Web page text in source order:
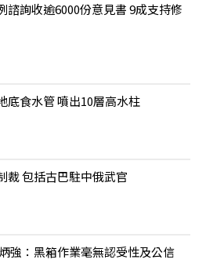
諮詢收逾6000份意見書 9成支持修
底食水管 噴出10層高水柱
裁 包括古巴駐中俄武官
強：黑箱作業毫無認受性及公信